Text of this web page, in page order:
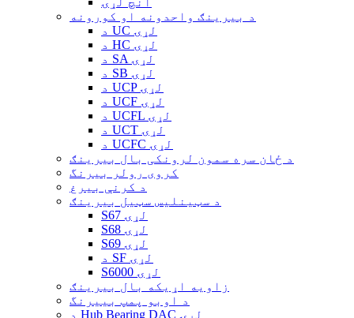
د بیرینګ واحدونه او کورونه
د UC لړۍ
د HC لړۍ
د SA لړۍ
د SB لړۍ
د UCP لړۍ
د UCF لړۍ
د UCFL لړۍ
د UCT لړۍ
د UCFC لړۍ
د ځان سره سمون لرونکی بال بیرینګ
کروی رولر بیرنگ
د کرنې بیرغ
د سټینلیس سټیل بیرینګ
S67 لړۍ
S68 لړۍ
S69 لړۍ
د SF لړۍ
S6000 لړۍ
زاویه اړیکه بال بیرینګ
د اوبو پمپ بییرنگ
د Hub Bearing DAC لړۍ